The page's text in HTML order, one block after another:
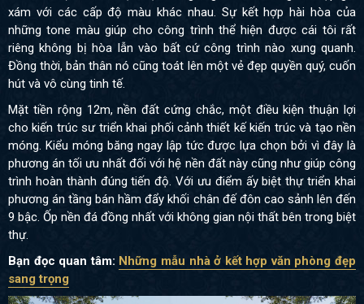
xám với các cấp độ màu khác nhau. Sự kết hợp hài hòa của
những tone màu giúp cho công trình thể hiện được cái tôi rất
riêng không bị hòa lẫn vào bất cứ công trình nào xung quanh.
Đồng thời, bản thân nó cũng toát lên một vẻ đẹp quyền quý, cuốn
hút và vô cùng tinh tế.
Mặt tiền rộng 12m, nền đất cứng chắc, một điều kiện thuận lợi
cho kiến trúc sư triển khai phối cảnh thiết kế kiến trúc và tạo nền
móng. Kiểu móng băng ngay lập tức được lựa chọn bởi vì đây là
phương án tối ưu nhất đối với hệ nền đất này cũng như giúp công
trình hoàn thành đúng tiến độ. Với ưu điểm ấy biệt thự triển khai
phương án tầng bán hầm đẩy khối chân đế đôn cao sảnh lên đến
9 bậc. Ốp nền đá đồng nhất với không gian nội thất bên trong biệt
thự.
Bạn đọc quan tâm: Những mẫu nhà ở kết hợp văn phòng đẹp
sang trọng